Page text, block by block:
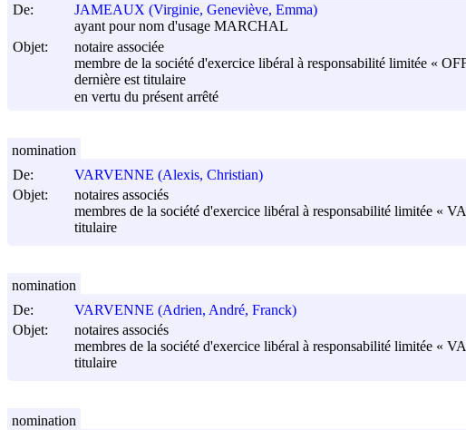
De:
JAMEAUX (Virginie, Geneviève, Emma)
ayant pour nom d'usage MARCHAL
Objet:
notaire associée
membre de la société d'exercice libéral à responsabilité limitée «
dernière est titulaire
en vertu du présent arrêté
De:
VARVENNE (Alexis, Christian)
Objet:
notaires associés
membres de la société d'exercice libéral à responsabilité limitée «
titulaire
nomination
De:
VARVENNE (Adrien, André, Franck)
Objet:
notaires associés
membres de la société d'exercice libéral à responsabilité limitée «
titulaire
nomination
nomination